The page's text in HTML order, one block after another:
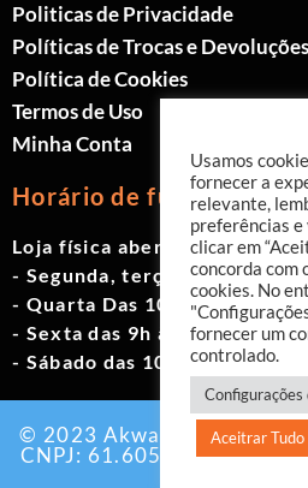
Politicas de Privacidade
Políticas de Trocas e Devoluções
Política de Cookies
Termos de Uso
Minha Conta
Horário de
Loja física aberta de Segunda
- Segunda, terça e quinta das
- Quarta Das 10h às 18h
- Sexta das 9h às 18h
- Sábado das 10h às 17h
© 2023 Akwavita - Todos
CNPJ: 61.605.465/0001-
Usamos
fornecer a
relevante,
preferências
clicar em
concorda com
cookies. No
fornecer um
controlado.
Configurações
Aceitrar Tudo